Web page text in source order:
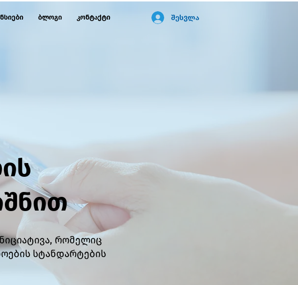
ბლოგი კონტაქტი შესვლა
რომელიც
სტანდარტების